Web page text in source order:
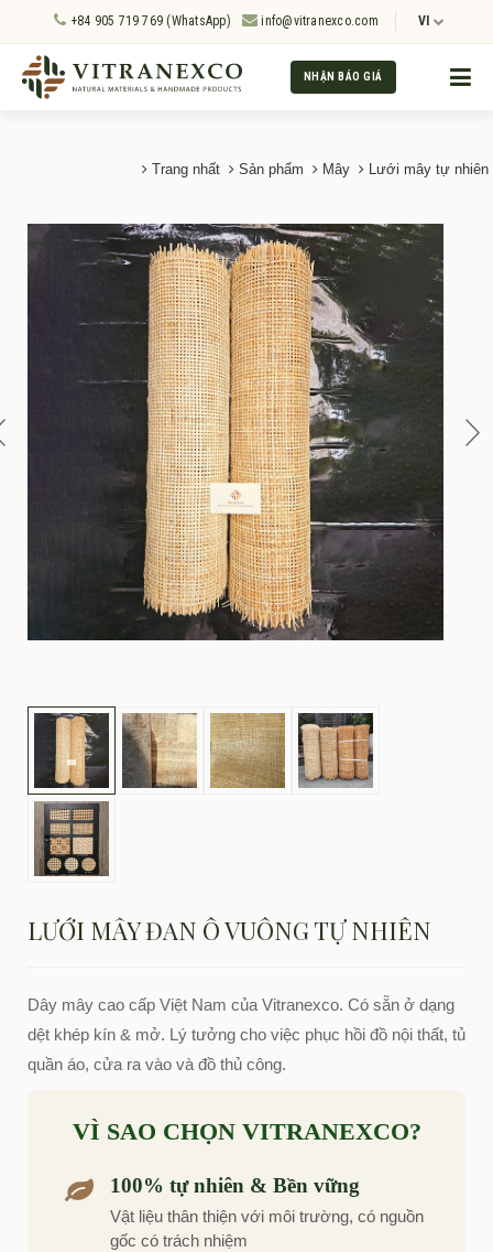
+84 905 719 769 (WhatsApp) info@vitranexco.com VI
NHẬN BÁO GIÁ
Trang nhất Sản phẩm Mây Lưới mây tự nhiên
LƯỚI MÂY ĐAN Ô VUÔNG TỰ NHIÊN
Dây mây cao cấp Việt Nam của Vitranexco. Có sẵn ở dạng
dệt khép kín & mở. Lý tưởng cho việc phục hồi đồ nội thất, tủ
quần áo, cửa ra vào và đồ thủ công.
VÌ SAO CHỌN VITRANEXCO?
100% tự nhiên & Bền vững
Vật liệu thân thiện với môi trường, có nguồn
gốc có trách nhiệm